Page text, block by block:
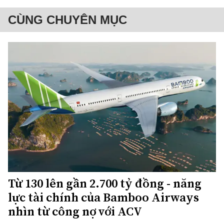
CÙNG CHUYÊN MỤC
Từ 130 lên gần 2.700 tỷ đồng - năng
lực tài chính của Bamboo Airways
nhìn từ công nợ với ACV